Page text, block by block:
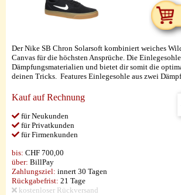
Der Nike SB Chron Solarsoft kombiniert weiches
Canvas für die höchsten Ansprüche. Die
Dämpfungsmaterialien und bietet dir somit die
deinen Tricks. Features Einlegesohle aus zwei
Kauf auf Rechnung
für Neukunden
für Privatkunden
für Firmenkunden
bis: CHF 700,00
über: BillPay
Zahlungsziel: innert 30 Tagen
Rückgabefrist: 21 Tage
kostenloser Rückversand